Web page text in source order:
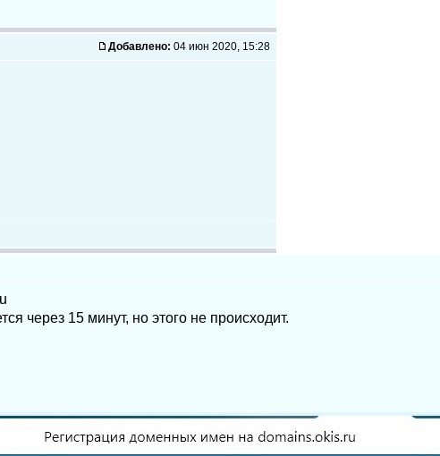
Добавлено: 04 июн 2020, 15:28
через 15 минут, но этого не происходит.